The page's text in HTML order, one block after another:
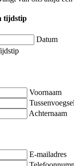
tijdstip
Datum
Voornaam
Achternaam
E-mailadres